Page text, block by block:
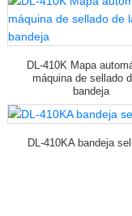
DL-410K Mapa
máquina de sellado
bandeja
DL-410KA bandeja